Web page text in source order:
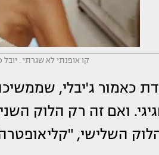
קו אופנתי לא שגרתי .
כאמור ג'יבלי,
ואם זה רק הלוק
השלישי,